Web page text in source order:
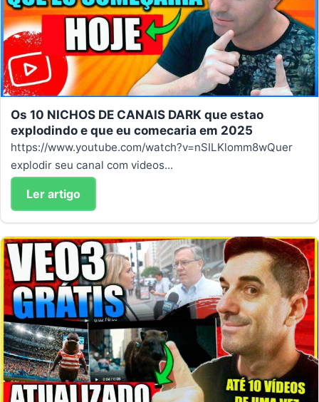
Os 10 NICHOS DE CANAIS DARK que estao
explodindo e que eu comecaria em 2025
https://www.youtube.com/watch?v=nSILKlomm8wQuer
explodir seu canal com videos...
Ler artigo